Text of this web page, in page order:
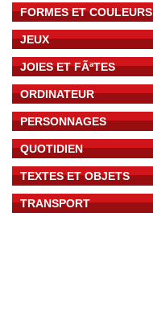
FORMES ET COULEURS
JEUX
JOIES ET FÃªTES
ORDINATEUR
PERSONNAGES
QUOTIDIEN
TEXTES ET OBJETS
TRANSPORT